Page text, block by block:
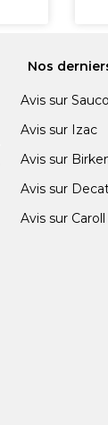
Nos
Avis sur
Avis sur Izac
Avis sur
Avis sur
Avis sur Caroll